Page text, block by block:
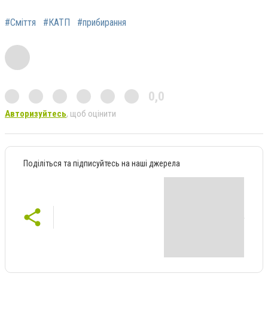
#Сміття #КАТП #прибирання
0,0
Авторизуйтесь, щоб оцінити
Поділіться та підписуйтесь на наші джерела